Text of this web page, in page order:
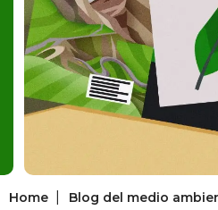
Home Blog del medio